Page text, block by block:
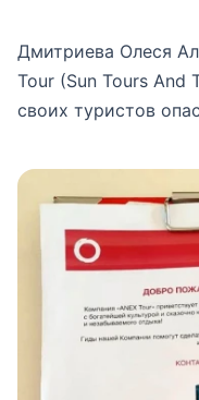
Дмитриева Олеся
Tour (Sun Tours And
своих туристов